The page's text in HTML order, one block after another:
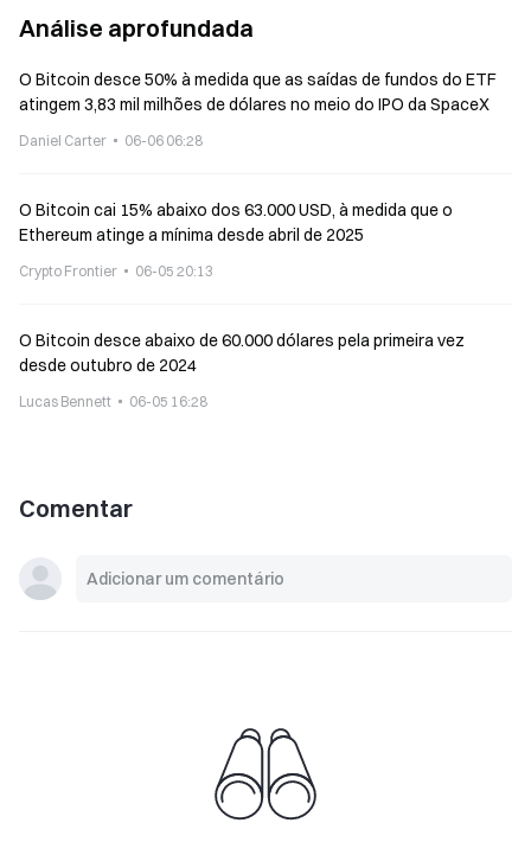
Análise aprofundada
O Bitcoin desce 50% à medida que as saídas de fundos do ETF
atingem 3,83 mil milhões de dólares no meio do IPO da SpaceX
Daniel Carter 06-06 06:28
O Bitcoin cai 15% abaixo dos 63.000 USD, à medida que o
Ethereum atinge a mínima desde abril de 2025
Crypto Frontier 06-05 20:13
O Bitcoin desce abaixo de 60.000 dólares pela primeira vez
desde outubro de 2024
Lucas Bennett 06-05 16:28
Comentar